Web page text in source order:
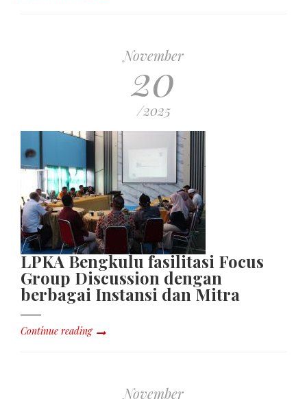
November
20
/2025
LPKA Bengkulu fasilitasi Focus
Group Discussion dengan
berbagai Instansi dan Mitra
Continue reading
November